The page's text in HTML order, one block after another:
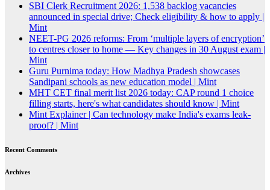
SBI Clerk Recruitment 2026: 1,538 backlog vacancies
announced in special drive; Check eligibility & how to apply |
Mint
NEET-PG 2026 reforms: From ‘multiple layers of encryption’
to centres closer to home — Key changes in 30 August exam |
Mint
Guru Purnima today: How Madhya Pradesh showcases
Sandipani schools as new education model | Mint
MHT CET final merit list 2026 today: CAP round 1 choice
filling starts, here's what candidates should know | Mint
Mint Explainer | Can technology make India's exams leak-
proof? | Mint
Recent Comments
Archives